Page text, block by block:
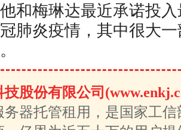
和梅琳达最近承诺投
肺炎疫情，其中很大
股份有限公司
务器托管租用，是国家工